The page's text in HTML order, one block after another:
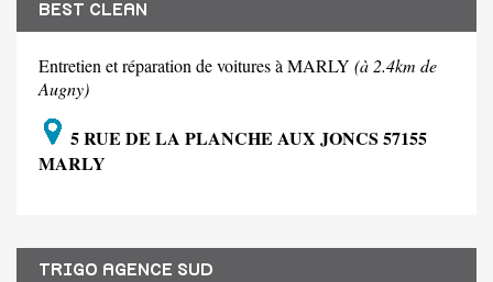
BEST CLEAN
Entretien et réparation de voitures à MARLY (à 2.4km de
Augny)
5 RUE DE LA PLANCHE AUX JONCS 57155
MARLY
TRIGO AGENCE SUD